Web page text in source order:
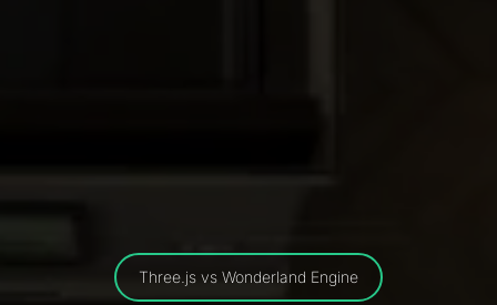
Three.js vs Wonderland Engine